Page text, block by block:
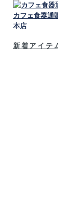
カフェ食器通
本店
新着アイテ